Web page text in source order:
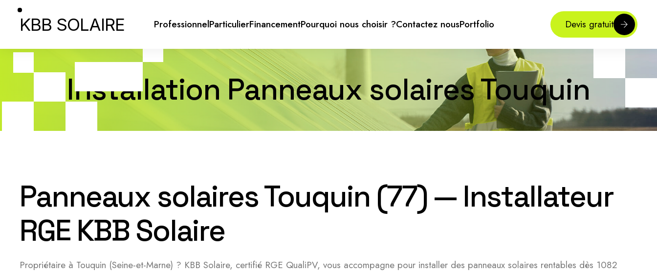
KBB SOLAIRE ProfessionnelParticulierFinancementPourquoi nous choisir ?Contactez nousPortfolio Devis gratuit
Installation Panneaux solaires Touquin
Panneaux solaires Touquin (77) — Installateur
RGE KBB Solaire
Propriétaire à Touquin (Seine-et-Marne) ? KBB Solaire, certifié RGE QualiPV, vous accompagne pour installer des panneaux solaires rentables dès 1082